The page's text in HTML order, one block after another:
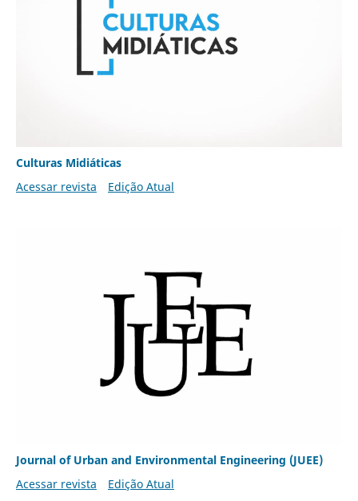
Culturas Midiáticas
Acessar revista
Edição Atual
Journal of Urban and Environmental Engineering (JUEE)
Acessar revista
Edição Atual